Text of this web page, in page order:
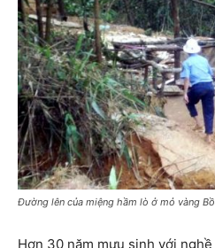
Đường lên của miệng hầm lò ở mỏ vàng
Hơn 30 năm mưu sinh với nghề